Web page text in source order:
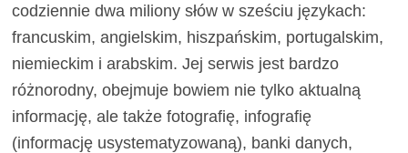
codziennie dwa miliony słów w sześciu językach:
francuskim, angielskim, hiszpańskim, portugalskim,
niemieckim i arabskim. Jej serwis jest bardzo
różnorodny, obejmuje bowiem nie tylko aktualną
informację, ale także fotografię, infografię
(informację usystematyzowaną), banki danych,